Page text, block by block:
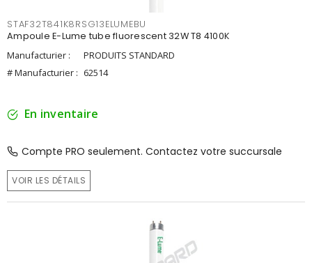
STAF32T841K8RSG13ELUMEBU
Ampoule E-Lume tube fluorescent 32W T8 4100K
Manufacturier :
PRODUITS STANDARD
# Manufacturier : 62514
En inventaire
Compte PRO seulement. Contactez votre succursale
VOIR LES DÉTAILS